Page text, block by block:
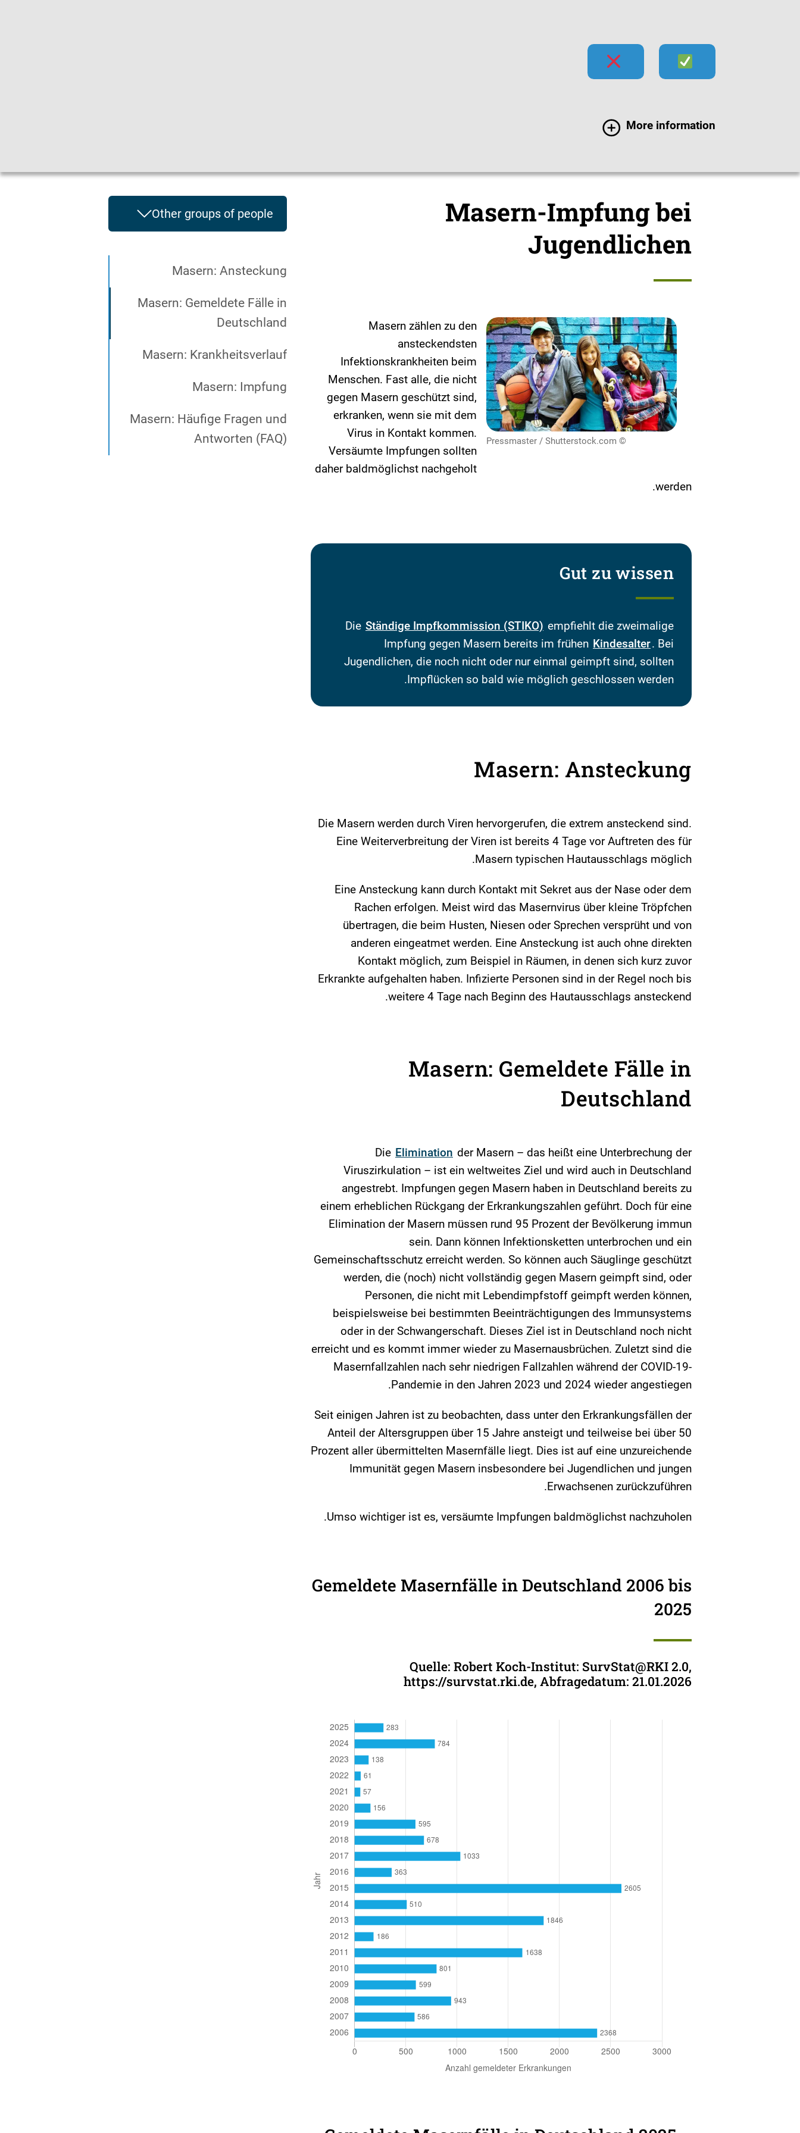
More information
Masern
Masern-Impfung bei
Jugendlichen
© Pressmaster / Shutterstock.com
Masern zählen zu den
ansteckendsten
Infektionskrankheiten beim
Menschen. Fast alle, die nicht
gegen Masern geschützt sind,
erkranken, wenn sie mit dem
Virus in Kontakt kommen.
Versäumte Impfungen sollten
daher baldmöglichst nachgeholt
werden.
Gut zu wissen
Die Ständige Impfkommission (STIKO) empfiehlt die zweimalige
Impfung gegen Masern bereits im frühen Kindesalter. Bei
Jugendlichen, die noch nicht oder nur einmal geimpft sind, sollten
Impflücken so bald wie möglich geschlossen werden.
Masern: Ansteckung
Die Masern werden durch Viren hervorgerufen, die extrem ansteckend sind.
Eine Weiterverbreitung der Viren ist bereits 4 Tage vor Auftreten des für
Masern typischen Hautausschlags möglich.
Eine Ansteckung kann durch Kontakt mit Sekret aus der Nase oder dem
Rachen erfolgen. Meist wird das Masernvirus über kleine Tröpfchen
übertragen, die beim Husten, Niesen oder Sprechen versprüht und von
anderen eingeatmet werden. Eine Ansteckung ist auch ohne direkten
Kontakt möglich, zum Beispiel in Räumen, in denen sich kurz zuvor
Erkrankte aufgehalten haben. Infizierte Personen sind in der Regel noch bis
weitere 4 Tage nach Beginn des Hautausschlags ansteckend.
Masern: Gemeldete Fälle in
Deutschland
Die Elimination der Masern – das heißt eine Unterbrechung der
Viruszirkulation – ist ein weltweites Ziel und wird auch in Deutschland
angestrebt. Impfungen gegen Masern haben in Deutschland bereits zu
einem erheblichen Rückgang der Erkrankungszahlen geführt. Doch für eine
Elimination der Masern müssen rund 95 Prozent der Bevölkerung immun
sein. Dann können Infektionsketten unterbrochen und ein
Gemeinschaftsschutz erreicht werden. So können auch Säuglinge geschützt
werden, die (noch) nicht vollständig gegen Masern geimpft sind, oder
Personen, die nicht mit Lebendimpfstoff geimpft werden können,
beispielsweise bei bestimmten Beeinträchtigungen des Immunsystems
oder in der Schwangerschaft. Dieses Ziel ist in Deutschland noch nicht
erreicht und es kommt immer wieder zu Masernausbrüchen. Zuletzt sind die
Masernfallzahlen nach sehr niedrigen Fallzahlen während der COVID-19-
Pandemie in den Jahren 2023 und 2024 wieder angestiegen.
Seit einigen Jahren ist zu beobachten, dass unter den Erkrankungsfällen der
Anteil der Altersgruppen über 15 Jahre ansteigt und teilweise bei über 50
Prozent aller übermittelten Masernfälle liegt. Dies ist auf eine unzureichende
Immunität gegen Masern insbesondere bei Jugendlichen und jungen
Erwachsenen zurückzuführen.
Umso wichtiger ist es, versäumte Impfungen baldmöglichst nachzuholen.
Gemeldete Masernfälle in Deutschland 2006 bis
2025
Quelle: Robert Koch-Institut: SurvStat@RKI 2.0,
https://survstat.rki.de, Abfragedatum: 21.01.2026
Other groups of people
Masern: Ansteckung
Masern: Gemeldete Fälle in
Deutschland
Masern: Krankheitsverlauf
Masern: Impfung
Masern: Häufige Fragen und
Antworten (FAQ)